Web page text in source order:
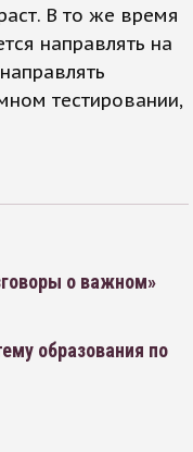
В то же время
направлять на
тестировании,
о важном»
образования по